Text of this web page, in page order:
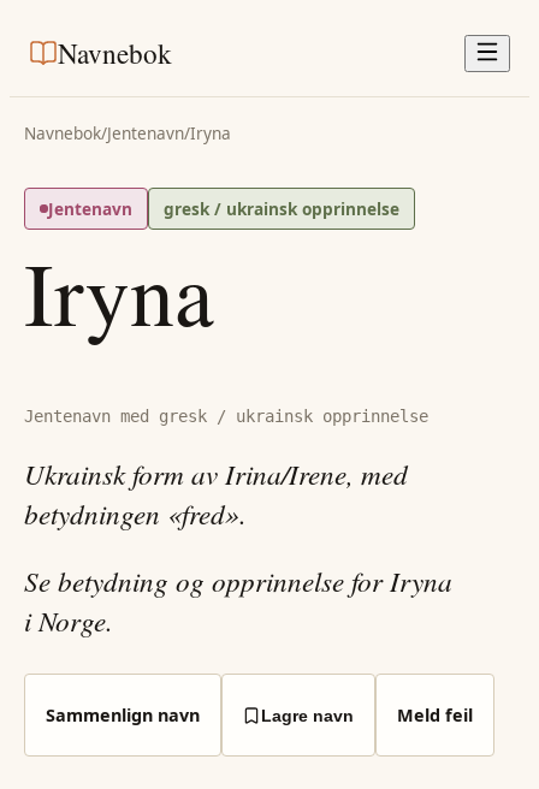
Navnebok
Navnebok/Jentenavn/Iryna
Jentenavn gresk / ukrainsk opprinnelse
Iryna
Jentenavn med gresk / ukrainsk opprinnelse
Ukrainsk form av Irina/Irene, med
betydningen «fred».
Se betydning og opprinnelse for Iryna
i Norge.
Sammenlign navn Lagre navn Meld feil